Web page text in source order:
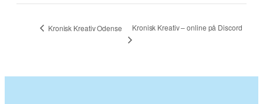
Kronisk Kreativ Odense Kronisk Kreativ – online på Discord